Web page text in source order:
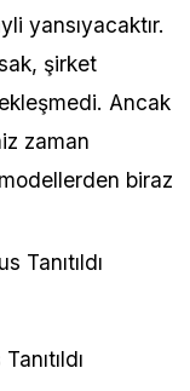
yansıyacaktır.
şirket
Ancak
zaman
biraz